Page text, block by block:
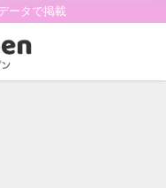
ータで掲載